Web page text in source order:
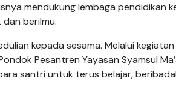
mendukung lembaga pendidikan
berilmu.
kepada sesama. Melalui
Pesantren Yayasan Syamsul
santri untuk terus belajar,